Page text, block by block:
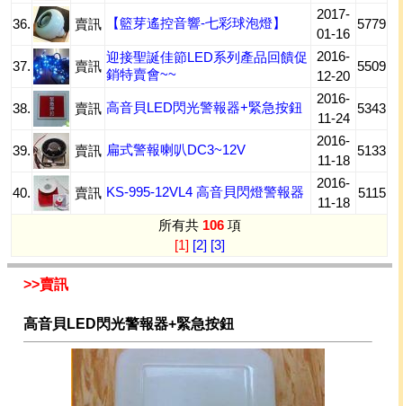
36. 賣訊 【籃芽遙控音響-七彩球泡燈】
2017-
01-16
5779
37. 賣訊
迎接聖誕佳節LED系列產品回饋促
銷特賣會~~
2016-
12-20
5509
38. 賣訊 高音貝LED閃光警報器+緊急按鈕
2016-
11-24
5343
39. 賣訊 扁式警報喇叭DC3~12V
2016-
11-18
5133
40. 賣訊 KS-995-12VL4 高音貝閃燈警報器
2016-
11-18
5115
所有共 106項
[1] [2] [3]
>>賣訊
高音貝LED閃光警報器+緊急按鈕